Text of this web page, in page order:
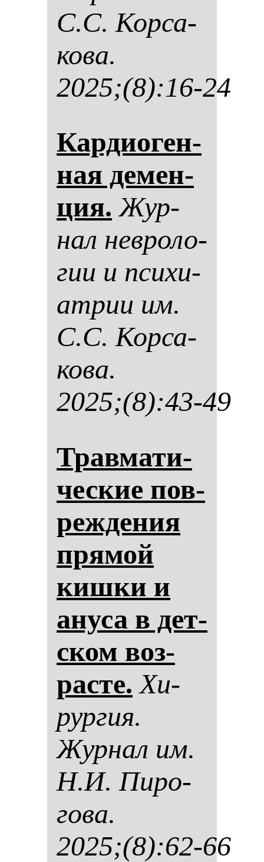
С.С. Кор­са­
ко­ва.
2025;(8):16-24
Кар­ди­оген­
ная де­мен­
ция. Жур­
нал нев­ро­ло­
гии и пси­хи­
ат­рии им.
С.С. Кор­са­
ко­ва.
2025;(8):43-49
Трав­ма­ти­
чес­кие пов­
реж­де­ния
пря­мой
киш­ки и
ану­са в дет­
ском воз­
рас­те. Хи­
рур­гия.
Жур­нал им.
Н.И. Пи­ро­
го­ва.
2025;(8):62-66